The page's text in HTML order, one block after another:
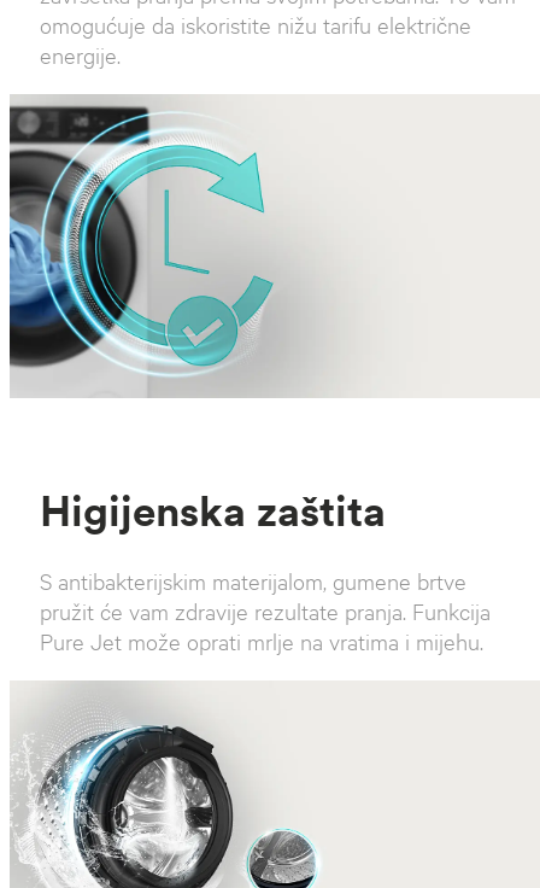
omogućuje da iskoristite nižu tarifu električne
energije.
Higijenska zaštita
S antibakterijskim materijalom, gumene brtve
pružit će vam zdravije rezultate pranja. Funkcija
Pure Jet može oprati mrlje na vratima i mijehu.